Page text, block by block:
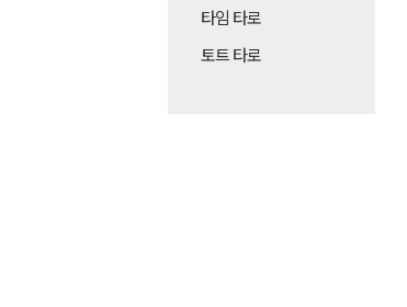
타임 타로
토트 타로